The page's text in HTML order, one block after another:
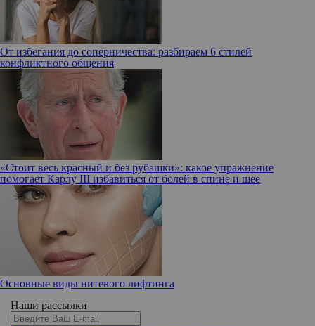
От избегания до соперничества: разбираем 6 стилей
конфликтного общения
«Стоит весь красный и без рубашки»: какое упражнение
помогает Карлу III избавиться от болей в спине и шее
Основные виды нитевого лифтинга
Наши рассылки